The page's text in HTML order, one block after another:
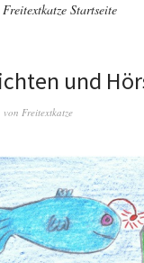
Freitextkatze Startseite
und
von Freitextkatze